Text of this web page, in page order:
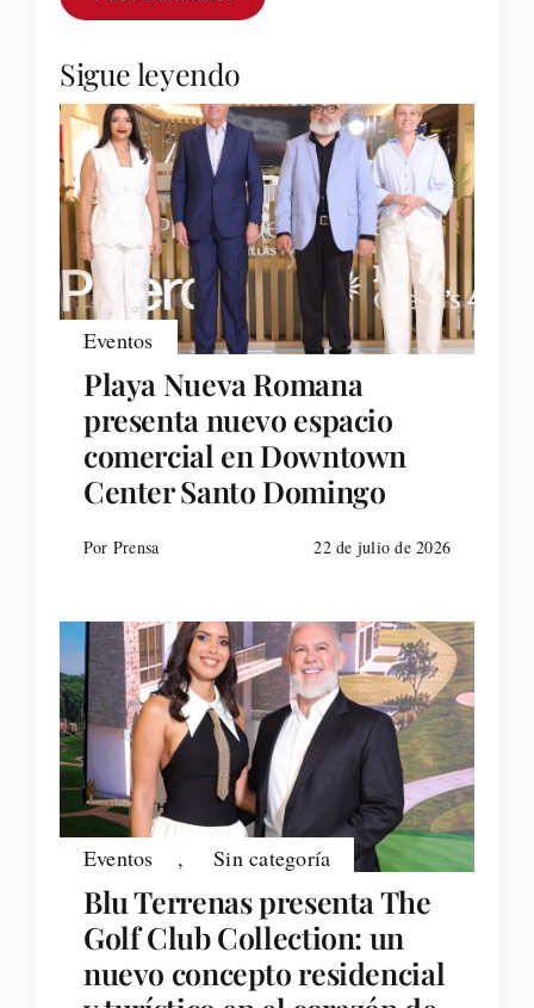
Sigue leyendo
Eventos
Playa Nueva Romana
presenta nuevo espacio
comercial en Downtown
Center Santo Domingo
Por Prensa 22 de julio de 2026
Eventos , Sin categoría
Blu Terrenas presenta The
Golf Club Collection: un
nuevo concepto residencial